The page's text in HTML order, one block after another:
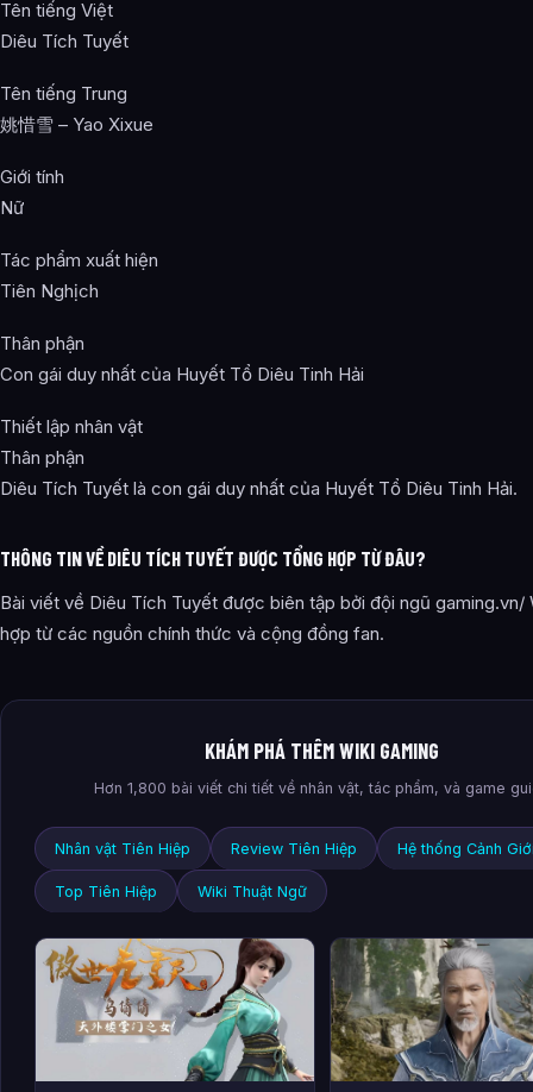
Tên tiếng Việt
Diêu Tích Tuyết
Tên tiếng Trung
姚惜雪 – Yao Xixue
Giới tính
Nữ
Tác phẩm xuất hiện
Tiên Nghịch
Thân phận
Con gái duy nhất của Huyết Tổ Diêu Tinh Hải
Thiết lập nhân vật
Thân phận
Diêu Tích Tuyết là con gái duy nhất của Huyết Tổ Diêu Tinh Hải.
THÔNG TIN VỀ DIÊU TÍCH TUYẾT ĐƯỢC TỔNG HỢP TỪ ĐÂU?
Bài viết về Diêu Tích Tuyết được biên tập bởi đội ngũ gaming.vn/
hợp từ các nguồn chính thức và cộng đồng fan.
KHÁM PHÁ THÊM WIKI GAMING
Hơn 1,800 bài viết chi tiết về nhân vật, tác phẩm, và game
Nhân vật Tiên Hiệp Review Tiên Hiệp Hệ thống Cảnh
Top Tiên Hiệp Wiki Thuật Ngữ